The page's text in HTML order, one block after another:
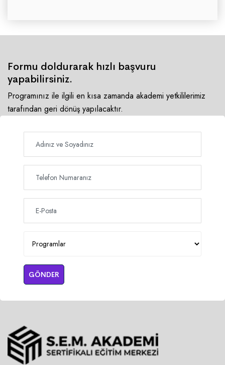
Formu doldurarak hızlı başvuru
yapabilirsiniz.
Programınız ile ilgili en kısa zamanda akademi yetkililerimiz
tarafından geri dönüş yapılacaktır.
GÖNDER